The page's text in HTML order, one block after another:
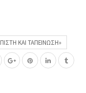
ΚΑΙ ΤΑΠΕΙΝΩΣΗ»